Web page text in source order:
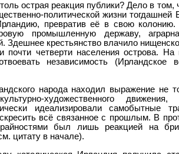
острая реакция публики? Дело в
политической жизни
превратив её в свою
промышленную державу,
Здешнее крестьянство влачило
почти четверти населения острова.
независимость
народа находил выражение не
художественного
идеализировали самобытные
всё связанное с прошлым. В
был лишь реакцией на
цитату в начале).